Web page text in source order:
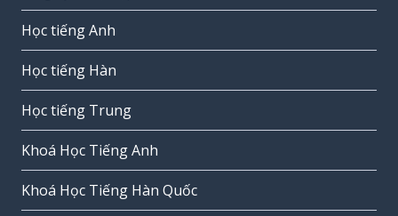
Học tiếng Anh
Học tiếng Hàn
Học tiếng Trung
Khoá Học Tiếng Anh
Khoá Học Tiếng Hàn Quốc